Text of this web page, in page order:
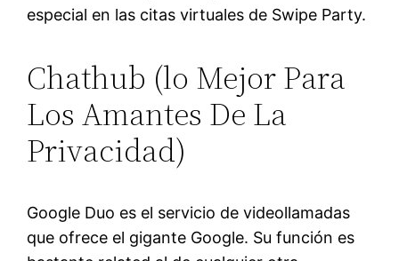
especial en las citas virtuales de Swipe Party.
Chathub (lo Mejor Para
Los Amantes De La
Privacidad)
Google Duo es el servicio de videollamadas
que ofrece el gigante Google. Su función es